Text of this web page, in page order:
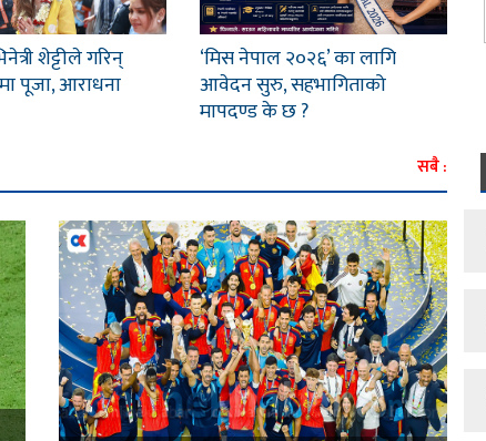
शेट्टीले गरिन्
पूजा, आराधना
‘मिस नेपाल २०२६’ का लागि
आवेदन सुरु, सहभागिताको
मापदण्ड के छ ?
सबै :